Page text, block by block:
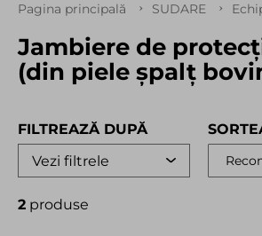
Pagina principală SUDARE
Jambiere de
(din piele șpalț
FILTREAZĂ DUPĂ
Vezi filtrele
2 produse